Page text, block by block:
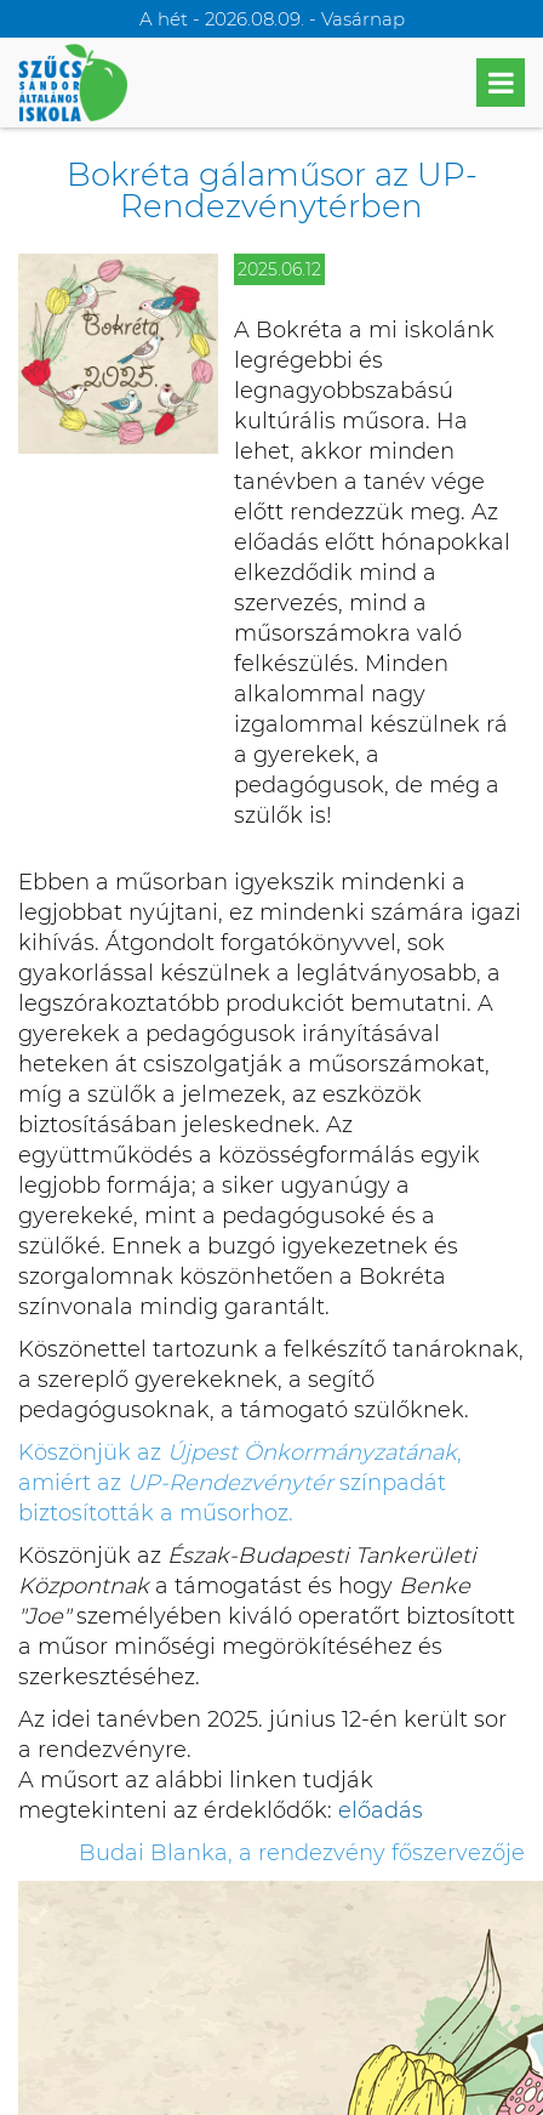
A hét - 2026.08.09. - Vasárnap
Bokréta gálaműsor az UP-
Rendezvénytérben
2025.06.12
A Bokréta a mi iskolánk
legrégebbi és
legnagyobbszabású
kultúrális műsora. Ha
lehet, akkor minden
tanévben a tanév vége
előtt rendezzük meg. Az
előadás előtt hónapokkal
elkezdődik mind a
szervezés, mind a
műsorszámokra való
felkészülés. Minden
alkalommal nagy
izgalommal készülnek rá
a gyerekek, a
pedagógusok, de még a
szülők is!
Ebben a műsorban igyekszik mindenki a
legjobbat nyújtani, ez mindenki számára igazi
kihívás. Átgondolt forgatókönyvvel, sok
gyakorlással készülnek a leglátványosabb, a
legszórakoztatóbb produkciót bemutatni. A
gyerekek a pedagógusok irányításával
heteken át csiszolgatják a műsorszámokat,
míg a szülők a jelmezek, az eszközök
biztosításában jeleskednek. Az
együttműködés a közösségformálás egyik
legjobb formája; a siker ugyanúgy a
gyerekeké, mint a pedagógusoké és a
szülőké. Ennek a buzgó igyekezetnek és
szorgalomnak köszönhetően a Bokréta
színvonala mindig garantált.
Köszönettel tartozunk a felkészítő tanároknak,
a szereplő gyerekeknek, a segítő
pedagógusoknak, a támogató szülőknek.
Köszönjük az Újpest Önkormányzatának,
amiért az UP-Rendezvénytérszínpadát
biztosították a műsorhoz.
Köszönjük az Észak-Budapesti Tankerületi
Központnaka támogatást és hogy Benke
"Joe"személyében kiváló operatőrt biztosított
a műsor minőségi megörökítéséhez és
szerkesztéséhez.
Az idei tanévben 2025. június 12-én került sor
a rendezvényre.
A műsort az alábbi linken tudják
megtekinteni az érdeklődők: előadás
Budai Blanka, a rendezvény főszervezője